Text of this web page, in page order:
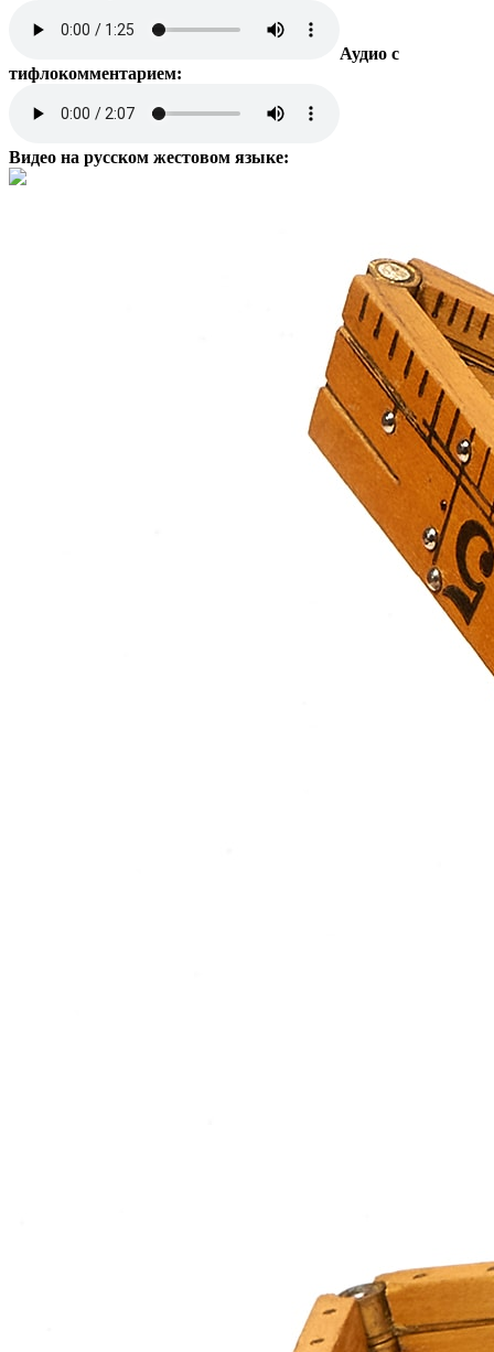
Аудио с
тифлокомментарием:
Видео на русском жестовом языке: